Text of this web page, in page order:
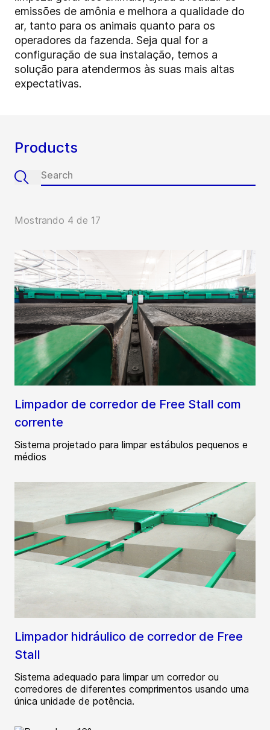
emissões de amônia e melhora a qualidade do
ar, tanto para os animais quanto para os
operadores da fazenda. Seja qual for a
configuração de sua instalação, temos a
solução para atendermos às suas mais altas
expectativas.
Products
Mostrando 4 de 17
Limpador de corredor de Free Stall com
corrente
Sistema projetado para limpar estábulos pequenos e
médios
Limpador hidráulico de corredor de Free
Stall
Sistema adequado para limpar um corredor ou
corredores de diferentes comprimentos usando uma
única unidade de potência.